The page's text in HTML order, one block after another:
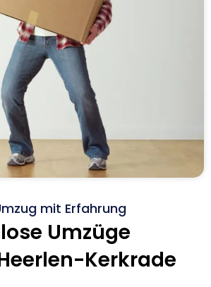
mit Erfahrung
Umzüge
Kerkrade